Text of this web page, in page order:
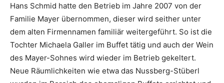
Hans Schmid hatte den Betrieb im Jahre 2007 von der
Familie Mayer übernommen, dieser wird seither unter
dem alten Firmen­namen familiär weitergeführt. So ist die
Tochter Michaela Galler im Buffet tätig und auch der Wein
des Mayer-Sohnes wird ­wieder im Betrieb gekeltert.
Neue Räumlichkeiten wie etwa das Nussberg-Stüberl